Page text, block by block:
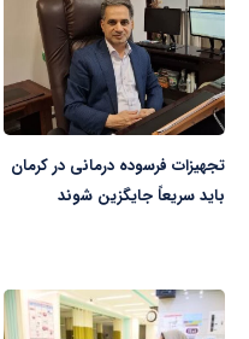
تجهیزات فرسوده درمانی در کرمان
باید سریعاً جایگزین شوند